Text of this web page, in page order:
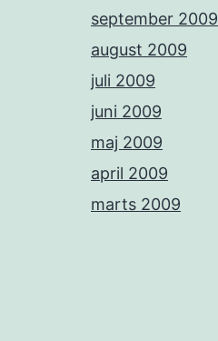
september 2009
august 2009
juli 2009
juni 2009
maj 2009
april 2009
marts 2009